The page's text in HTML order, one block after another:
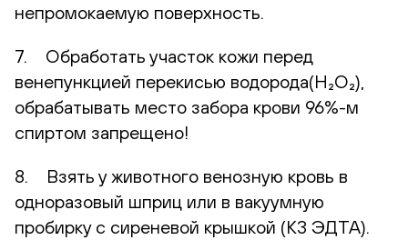
непромокаемую поверхность.
7. Обработать участок кожи перед
венепункцией перекисью водорода(H₂O₂),
обрабатывать место забора крови 96%-м
спиртом запрещено!
8. Взять у животного венозную кровь в
одноразовый шприц или в вакуумную
пробирку с сиреневой крышкой (К3 ЭДТА).